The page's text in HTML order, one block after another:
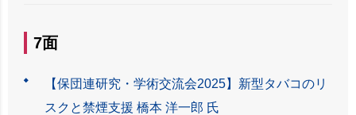
7面
【保団連研究・学術交流会2025】新型タバコのリ
スクと禁煙支援 橋本 洋一郎 氏